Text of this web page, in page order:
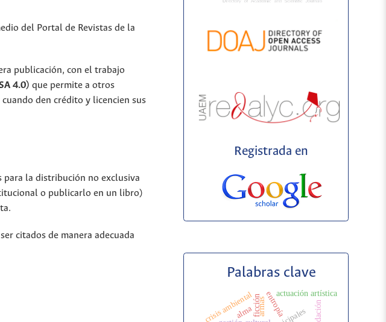
del Portal de Revistas de la
publicación, con el trabajo
4.0) que permite a otros
den crédito y licencien sus
para la distribución no exclusiva
o publicarlo en un libro)
citados de manera adecuada
Registrada en
Palabras clave
crisis ambiental actuación artística
ficciónarmas
alma entropía